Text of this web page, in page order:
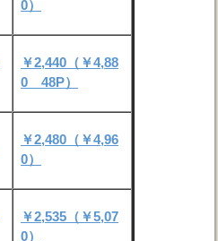
0）
￥2,440（￥4,88
0 48P）
￥2,480（￥4,96
0）
￥2,535（￥5,07
0）